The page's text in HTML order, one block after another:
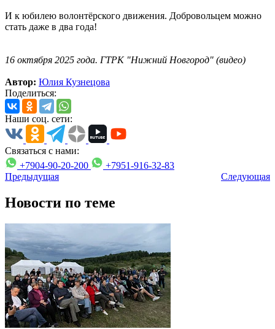
И к юбилею волонтёрского движения. Добровольцем можно
стать даже в два года!
16 октября 2025 года. ГТРК "Нижний Новгород" (видео)
Автор: Юлия Кузнецова
Поделиться:
Наши соц. сети:
Связаться с нами:
+7904-90-20-200
+7951-916-32-83
Предыдущая
Следующая
Новости по теме